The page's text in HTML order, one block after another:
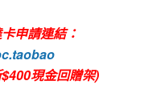
申請連結：
現金回贈架)